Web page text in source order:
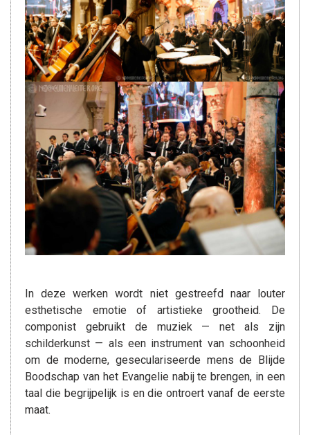
In deze werken wordt niet gestreefd naar louter
esthetische emotie of artistieke grootheid. De
componist gebruikt de muziek — net als zijn
schilderkunst — als een instrument van schoonheid
om de moderne, geseculariseerde mens de Blijde
Boodschap van het Evangelie nabij te brengen, in een
taal die begrijpelijk is en die ontroert vanaf de eerste
maat.